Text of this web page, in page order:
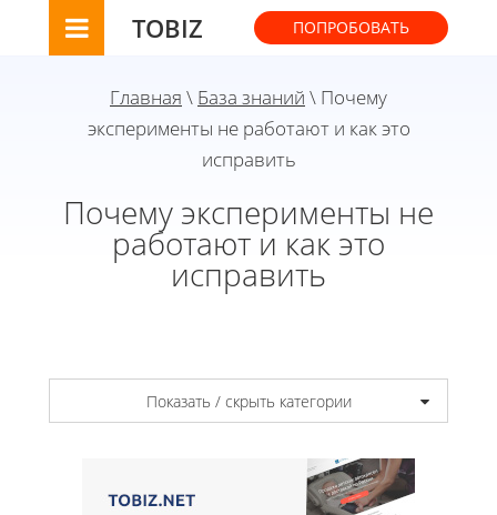
TOBIZ ПОПРОБОВАТЬ
Главная \ База знаний \ Почему
эксперименты не работают и как это
исправить
Почему эксперименты не
работают и как это
исправить
Показать / скрыть категории